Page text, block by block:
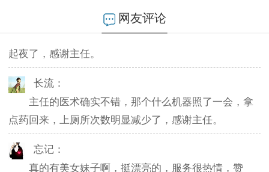
网友评论
陪老公一块去的，环境不错，第二天老公就不怎么
起夜了，感谢主任。
长流：
主任的医术确实不错，那个什么机器照了一会，拿
点药回来，上厕所次数明显减少了，感谢主任。
忘记：
真的有美女妹子啊，挺漂亮的，服务很热情，赞